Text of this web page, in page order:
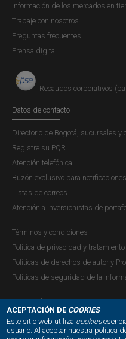
ACEPTACIÓN DE COOKIES
Este sitio web utiliza cookies
usuario. Al aceptar nuestra política
Información de los mercados en
Trabaje con nosotros
Preguntas frecuentes
Prensa digital
Recaudos corporativos
Datos de contacto
Directorio de Bogotá, sucursales y
Registre su PQR
Atención telefónica
Buzón exclusivo para
Listas de correos
Atención a inversionistas de
Términos y condiciones
Política de privacidad y
Políticas de derechos de autor y
Políticas de seguridad de la
Mapa del sitio